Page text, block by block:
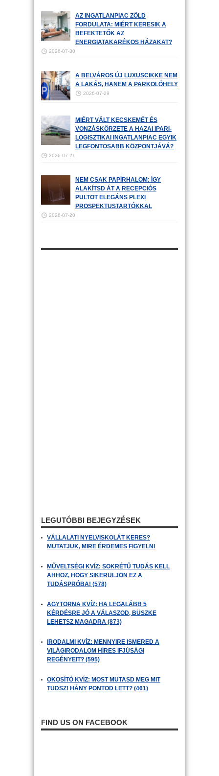
AZ INGATLANPIAC ZÖLD
FORDULATA: MIÉRT KERESIK A
BEFEKTETŐK AZ
ENERGIATAKARÉKOS HÁZAKAT?
2026-07-30
A BELVÁROS ÚJ LUXUSCIKKE NEM
A LAKÁS, HANEM A PARKOLÓHELY
2026-07-29
MIÉRT VÁLT KECSKEMÉT ÉS
VONZÁSKÖRZETE A HAZAI IPARI-
LOGISZTIKAI INGATLANPIAC EGYIK
LEGFONTOSABB KÖZPONTJÁVÁ?
2026-07-21
NEM CSAK PAPÍRHALOM: ÍGY
ALAKÍTSD ÁT A RECEPCIÓS
PULTOT ELEGÁNS PLEXI
PROSPEKTUSTARTÓKKAL
2026-07-20
LEGUTÓBBI BEJEGYZÉSEK
VÁLLALATI NYELVISKOLÁT KERES?
MUTATJUK, MIRE ÉRDEMES FIGYELNI
MŰVELTSÉGI KVÍZ: SOKRÉTŰ TUDÁS KELL
AHHOZ, HOGY SIKERÜLJÖN EZ A
TUDÁSPRÓBA! (578)
AGYTORNA KVÍZ: HA LEGALÁBB 5
KÉRDÉSRE JÓ A VÁLASZOD, BÜSZKE
LEHETSZ MAGADRA (873)
IRODALMI KVÍZ: MENNYIRE ISMERED A
VILÁGIRODALOM HÍRES IFJÚSÁGI
REGÉNYEIT? (595)
OKOSÍTÓ KVÍZ: MOST MUTASD MEG MIT
TUDSZ! HÁNY PONTOD LETT? (461)
FIND US ON FACEBOOK